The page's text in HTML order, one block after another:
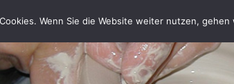
Wenn Sie die Website weiter nutzen,